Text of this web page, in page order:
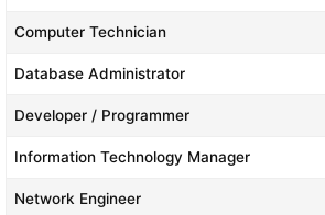
Computer Technician
Database Administrator
Developer / Programmer
Information Technology Manager
Network Engineer